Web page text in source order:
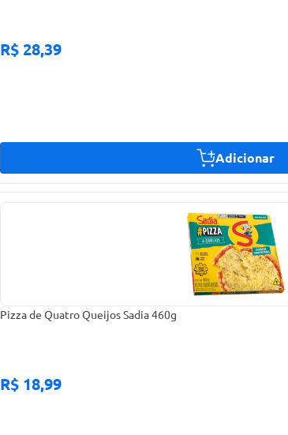
R$ 28,39
Adicionar
Pizza de Quatro Queijos Sadia 460g
R$ 18,99